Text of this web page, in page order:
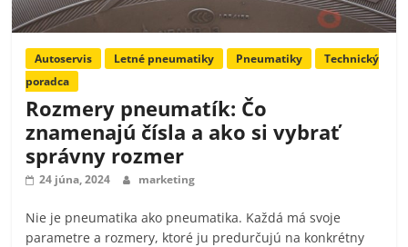
Autoservis Letné pneumatiky Pneumatiky
Technický
poradca
Rozmery pneumatík: Čo
znamenajú čísla a ako si vybrať
správny rozmer
24 júna, 2024 marketing
Nie je pneumatika ako pneumatika. Každá má svoje
parametre a rozmery, ktoré ju predurčujú na konkrétny